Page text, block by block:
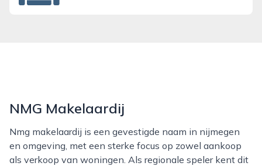
NMG Makelaardij
Nmg makelaardij is een gevestigde naam in nijmegen
en omgeving, met een sterke focus op zowel aankoop
als verkoop van woningen. Als regionale speler kent dit